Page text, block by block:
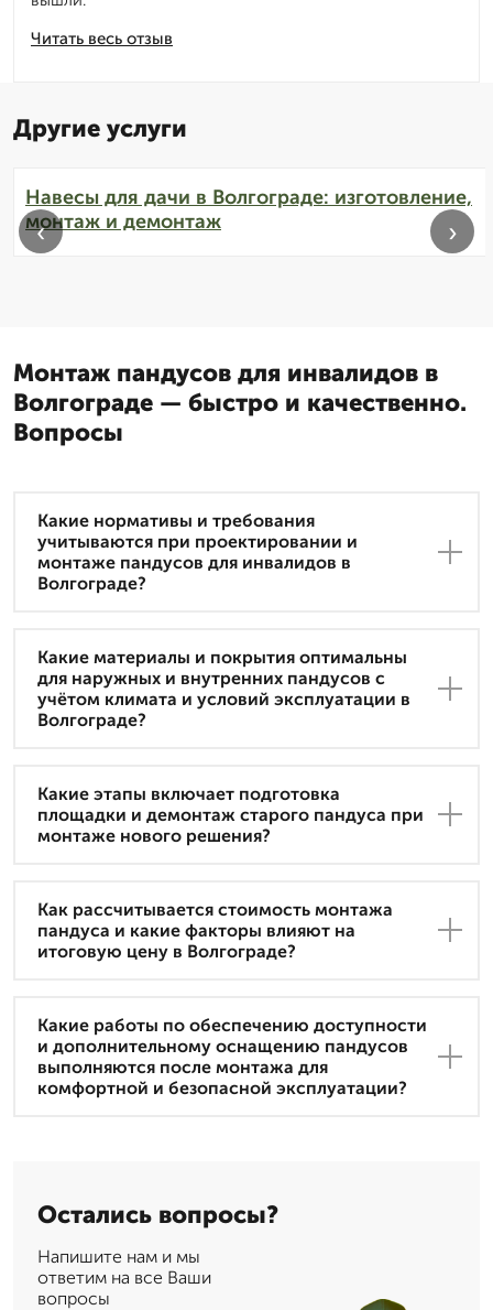
Читать весь отзыв
Другие услуги
Навесы для дачи в Волгограде: изготовление,
монтаж и демонтаж
‹ ›
Монтаж пандусов для инвалидов в
Волгограде — быстро и качественно.
Вопросы
Какие нормативы и требования
учитываются при проектировании и
монтаже пандусов для инвалидов в
Волгограде?
Какие материалы и покрытия оптимальны
для наружных и внутренних пандусов с
учётом климата и условий эксплуатации в
Волгограде?
Какие этапы включает подготовка
площадки и демонтаж старого пандуса при
монтаже нового решения?
Как рассчитывается стоимость монтажа
пандуса и какие факторы влияют на
итоговую цену в Волгограде?
Какие работы по обеспечению доступности
и дополнительному оснащению пандусов
выполняются после монтажа для
комфортной и безопасной эксплуатации?
Остались вопросы?
Напишите нам и мы
ответим на все Ваши
вопросы